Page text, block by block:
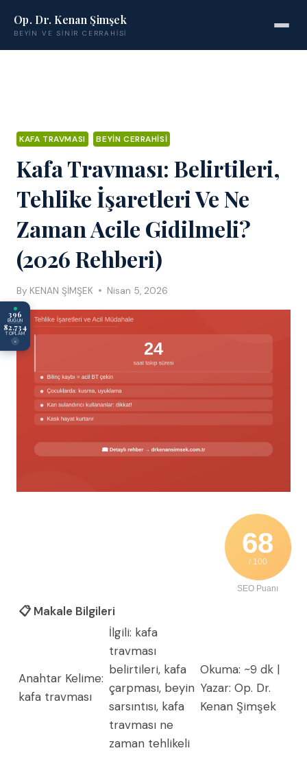
396
BUGÜN
82.734
TOPLAM
×
Op. Dr. Kenan Şimşek
BEYIN VE SINIR CERRAHISI
KAFA TRAVMASI BEYIN CERRAHISI
Kafa Travması: Belirtileri,
Tehlike İşaretleri Ve Ne
Zaman Acile Gidilmeli?
(2026 Rehberi)
By KENAN ŞİMŞEK Nisan 5, 2026
68
/ 100
SEO Puanı
📋 Makale Bilgileri
Anahtar Kelime:
kafa travması
İlgili: kafa
travması
belirtileri, kafa
çarpması, beyin
sarsıntısı, kafa
travması ne
zaman tehlikeli
Okuma: ~9 dk |
Yazar: Op. Dr.
Kenan Şimşek